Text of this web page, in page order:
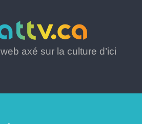
axé sur la culture d’ici